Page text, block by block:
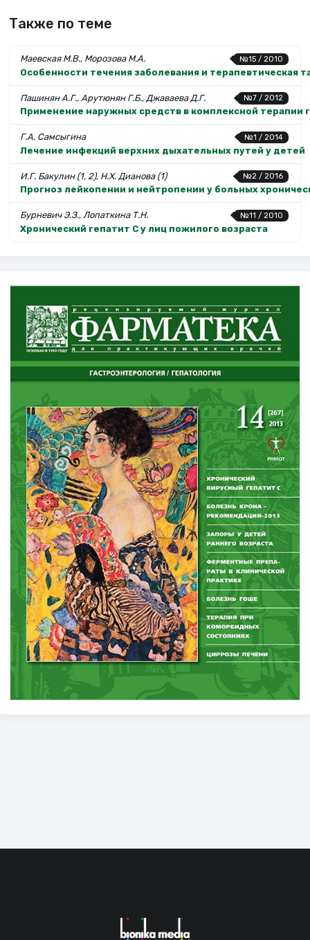
Также по теме
№15 / 2010
Маевская М.В., Морозова М.А.
Особенности течения заболевания и терапевтическая
№7 / 2012
Пашинян А.Г., Арутюнян Г.Б., Джаваева Д.Г.
Применение наружных средств в комплексной терапии
№1 / 2014
Г.А. Самсыгина
Лечение инфекций верхних дыхательных путей у детей
№2 / 2016
И.Г. Бакулин (1, 2), Н.Х. Дианова (1)
Прогноз лейкопении и нейтропении у больных
№11 / 2010
Бурневич Э.З., Лопаткина Т.Н.
Хронический гепатит С у лиц пожилого возраста